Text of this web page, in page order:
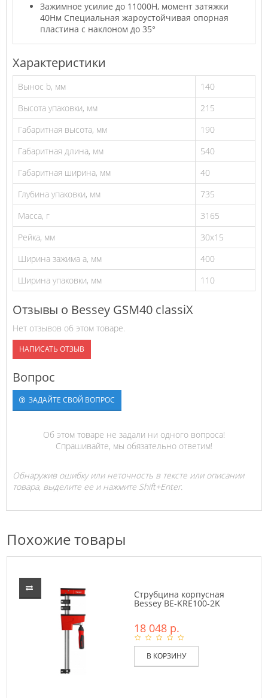
Зажимное усилие до 11000Н, момент затяжки
40Нм Специальная жароустойчивая опорная
пластина с наклоном до 35°
Характеристики
Вынос b, мм
140
Высота упаковки, мм
215
Габаритная высота, мм
190
Габаритная длина, мм
540
Габаритная ширина, мм
40
Глубина упаковки, мм
735
Масса, г
3165
Рейка, мм
30x15
Ширина зажима а, мм
400
Ширина упаковки, мм
110
Отзывы о Bessey GSM40 classiX
Нет отзывов об этом товаре.
НАПИСАТЬ ОТЗЫВ
Вопрос
ЗАДАЙТЕ СВОЙ ВОПРОС
Об этом товаре не задали ни одного вопроса!
Спрашивайте, мы обязательно ответим!
Обнаружив ошибку или неточность в тексте или описании
товара, выделите ее и нажмите Shift+Enter.
Похожие товары
Струбцина корпусная
Bessey BE-KRE100-2K
18 048 р.
В КОРЗИНУ